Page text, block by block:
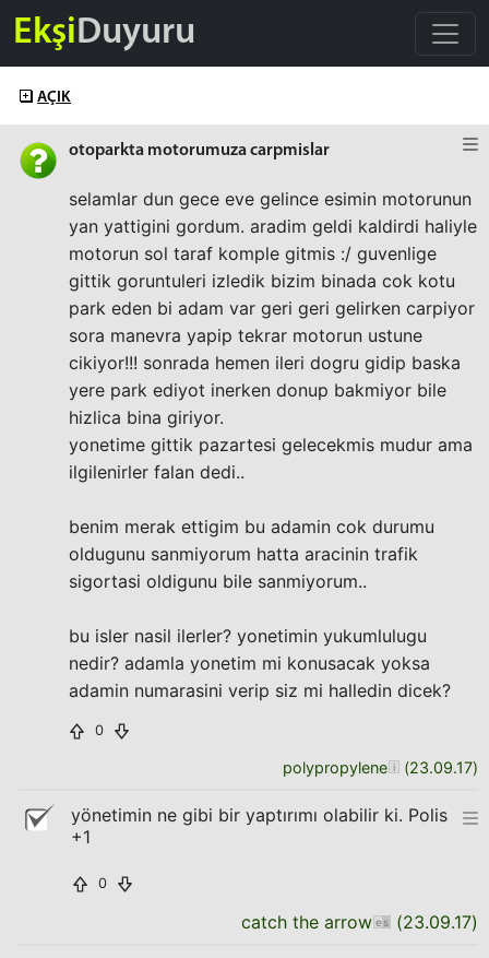
EkşiDuyuru
AÇIK
otoparkta motorumuza carpmislar
selamlar dun gece eve gelince esimin motorunun
yan yattigini gordum. aradim geldi kaldirdi haliyle
motorun sol taraf komple gitmis :/ guvenlige
gittik goruntuleri izledik bizim binada cok kotu
park eden bi adam var geri geri gelirken carpiyor
sora manevra yapip tekrar motorun ustune
cikiyor!!! sonrada hemen ileri dogru gidip baska
yere park ediyot inerken donup bakmiyor bile
hizlica bina giriyor.
yonetime gittik pazartesi gelecekmis mudur ama
ilgilenirler falan dedi..
benim merak ettigim bu adamin cok durumu
oldugunu sanmiyorum hatta aracinin trafik
sigortasi oldigunu bile sanmiyorum..
bu isler nasil ilerler? yonetimin yukumlulugu
nedir? adamla yonetim mi konusacak yoksa
adamin numarasini verip siz mi halledin dicek?
0
polypropylene (23.09.17)
yönetimin ne gibi bir yaptırımı olabilir ki. Polis
+1
0
catch the arrow (23.09.17)